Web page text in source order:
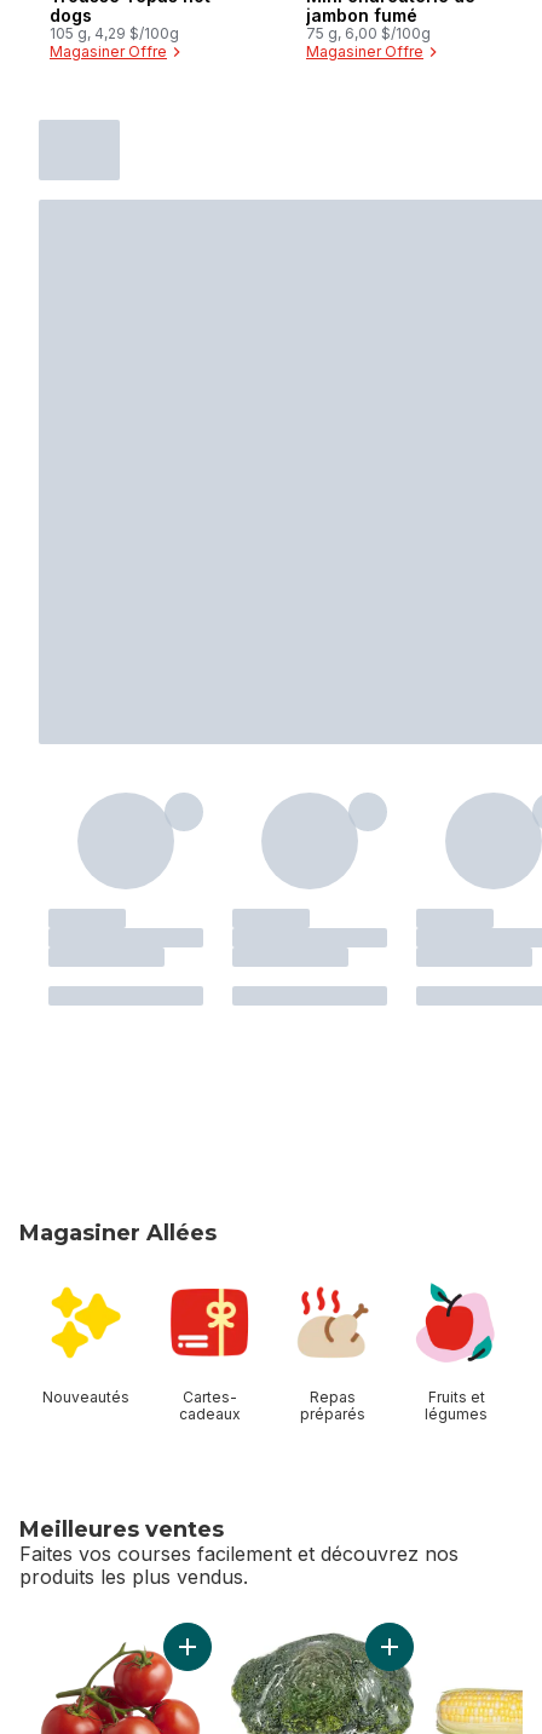
dogs
105 g, 4,29 $/100g
Magasiner Offre
jambon fumé
75 g, 6,00 $/100g
Magasiner Offre
Magasiner Allées
Nouveautés
Cartes-
cadeaux
Repas
préparés
Fruits et
légumes
Meilleures ventes
Faites vos courses facilement et découvrez nos
produits les plus vendus.
sauter Meilleures ventes
Ajouter Tomates sur vigne rouge (1 grappe)
Ajouter Couronne